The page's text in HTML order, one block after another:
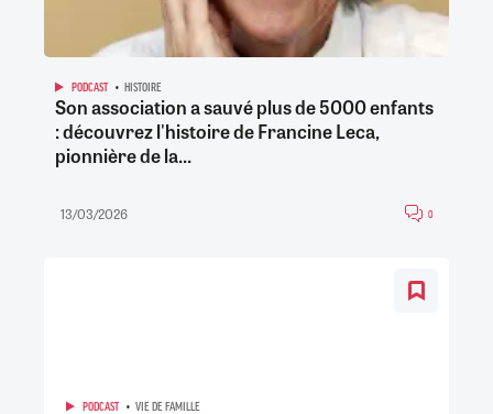
PODCAST HISTOIRE
Son association a sauvé plus de 5000 enfants
: découvrez l'histoire de Francine Leca,
pionnière de la...
13/03/2026 0
PODCAST VIE DE FAMILLE